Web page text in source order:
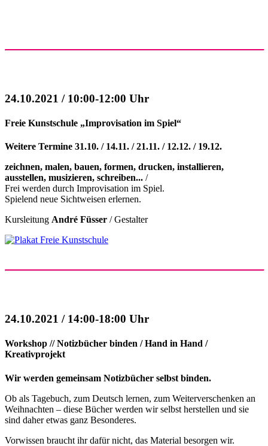
24.10.2021 / 10:00-12:00 Uhr
Freie Kunstschule „Improvisation im Spiel“
Weitere Termine 31.10. / 14.11. / 21.11. / 12.12. / 19.12.
zeichnen, malen, bauen, formen, drucken, installieren,
ausstellen, musizieren, schreiben... /
Frei werden durch Improvisation im Spiel.
Spielend neue Sichtweisen erlernen.
Kursleitung André Füsser / Gestalter
24.10.2021 / 14:00-18:00 Uhr
Workshop // Notizbücher binden / Hand in Hand /
Kreativprojekt
Wir werden gemeinsam Notizbücher selbst binden.
Ob als Tagebuch, zum Deutsch lernen, zum Weiterverschenken an
Weihnachten – diese Bücher werden wir selbst herstellen und sie
sind daher etwas ganz Besonderes.
Vorwissen braucht ihr dafür nicht, das Material besorgen wir.